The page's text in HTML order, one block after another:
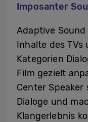
Imposanter
Adaptive
Inhalte des
Kategorien
Film gezielt
Center
Dialoge und
Klangerlebnis